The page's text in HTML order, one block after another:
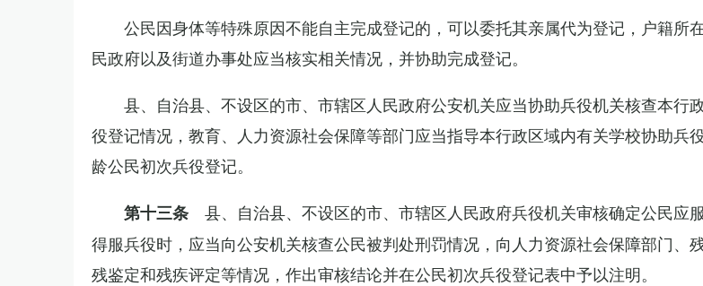
公民因身体等特殊原因不能自主完成登记的，可以委托其亲属代为登记，户籍所
民政府以及街道办事处应当核实相关情况，并协助完成登记。
县、自治县、不设区的市、市辖区人民政府公安机关应当协助兵役机关核查本行
役登记情况，教育、人力资源社会保障等部门应当指导本行政区域内有关学校协助兵
龄公民初次兵役登记。
第十三条 县、自治县、不设区的市、市辖区人民政府兵役机关审核确定公民应
得服兵役时，应当向公安机关核查公民被判处刑罚情况，向人力资源社会保障部门、
残鉴定和残疾评定等情况，作出审核结论并在公民初次兵役登记表中予以注明。